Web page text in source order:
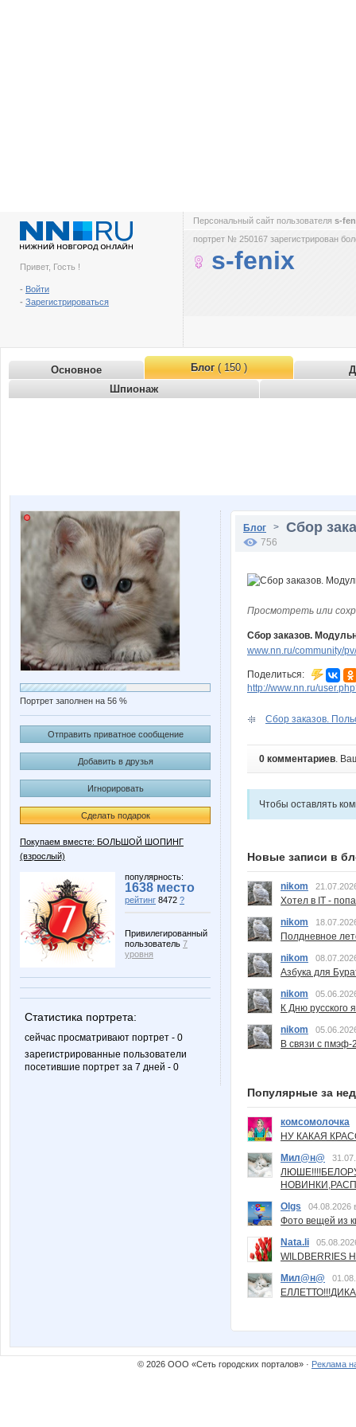
Привет, Гость !
- Войти
- Зарегистрироваться
Персональный сайт пользователя s-
портрет № 250167 зарегистрирован
s-fenix
Основное Блог( 150 )
Шпионаж
Портрет заполнен на 56 %
Отправить приватное сообщение
Добавить в друзья
Игнорировать
Сделать подарок
Покупаем вместе: БОЛЬШОЙ ШОПИНГ
(взрослый)
популярность:
1638 место
рейтинг 8472 ?
Привилегированный
пользователь 7
уровня
Статистика портрета:
сейчас просматривают портрет - 0
зарегистрированные пользователи
посетившие портрет за 7 дней - 0
Блог > Сбор
756
Просмотреть или
Сбор заказов.
www.nn.ru/community/
Поделиться:
http://www.nn.ru/
Сбор заказов.
0 комментариев.
Чтобы оставлять
Новые записи в
nikom
Хотел в IT -
nikom
Полдневное
nikom
Азбука для
nikom
К Дню русского
nikom
В связи с пмэф-
Популярные за
комсомолочка
НУ КАКАЯ
Мил@н@
Olgs
04.08.2026
Фото вещей из
Nata.li
Мил@н@
© 2026 ООО «Сеть городских порталов» · Реклама